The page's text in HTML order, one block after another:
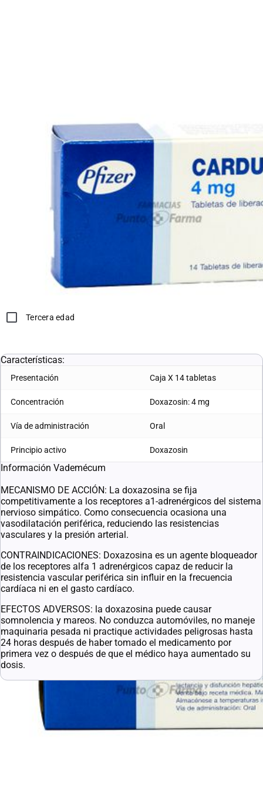
La dosis inicial de CARDURA XL, 4 mg una vez al día, debe ser
administrada con el desayuno. Dependiendo de la respuesta
sintomática y tolerabilidad del paciente, la dosis se puede
incrementar hasta 8 mg, que es la dosis máxima recomendada.
El intervalo para el ajuste recomendado es 3 a 4 semanas.
*Compras con receta médica o tercera edad, deben adjuntar en
el siguiente paso la documentación correspondiente.
Hipertensión Arterial
Presión Arterial
Tercera edad
Características:
Presentación Caja X 14 tabletas
Concentración Doxazosin: 4 mg
Vía de administración Oral
Principio activo Doxazosin
Información Vademécum
MECANISMO DE ACCIÓN: La doxazosina se fija
competitivamente a los receptores a1-adrenérgicos del sistema
nervioso simpático. Como consecuencia ocasiona una
vasodilatación periférica, reduciendo las resistencias
vasculares y la presión arterial.
CONTRAINDICACIONES: Doxazosina es un agente bloqueador
de los receptores alfa 1 adrenérgicos capaz de reducir la
resistencia vascular periférica sin influir en la frecuencia
cardíaca ni en el gasto cardíaco.
EFECTOS ADVERSOS: la doxazosina puede causar
somnolencia y mareos. No conduzca automóviles, no maneje
maquinaria pesada ni practique actividades peligrosas hasta
24 horas después de haber tomado el medicamento por
primera vez o después de que el médico haya aumentado su
dosis.
Enlaces útiles